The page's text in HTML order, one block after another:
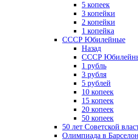
5 копеек
3 копейки
2 копейки
1 копейка
СССР Юбилейные
Назад
СССР
1 рубль
3 рубля
5 рублей
10 копеек
15 копеек
20 копеек
50 копеек
50 лет Советской
Олимпиада в